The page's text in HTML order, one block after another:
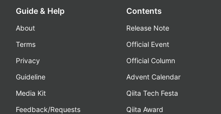
Guide & Help
About
Terms
Privacy
Guideline
Media Kit
Feedback/Requests
Contents
Release Note
Official Event
Official Column
Advent Calendar
Qiita Tech Festa
Qiita Award